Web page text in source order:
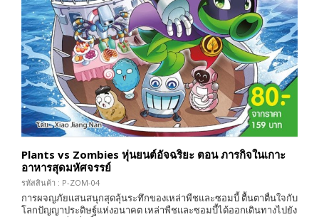
Plants vs Zombies หุ่นยนต์อัจฉริยะ ตอน ภารกิจในเกาะ
อาหารสุดมหัศจรรย์
รหัสสินค้า : P-ZOM-04
การผจญภัยแสนสนุกสุดลุ้นระทึกของเหล่าพืชและซอมบี้ ตื้นตาตื่นใจกับ
โลกปัญญาประดิษฐ์แห่งอนาคต เหล่าพืชและซอมบี้ได้ออกเดินทางไปยัง